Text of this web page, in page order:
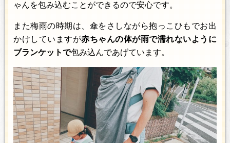
ゃんを包み込むことができるので安心です。
また梅雨の時期は、傘をさしながら抱っこひもでお出
かけしていますが赤ちゃんの体が雨で濡れないように
ブランケットで包み込んであげています。